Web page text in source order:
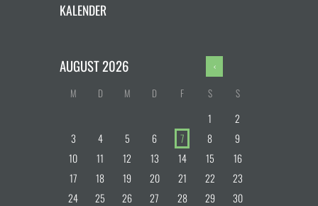
KALENDER
AUGUST2026
M D M D F S S
1
2
3
4 5 6 7 8
9
10
11 12 13 14 15
16
17
18 19 20 21 22
23
24
25 26 27 28 29
30